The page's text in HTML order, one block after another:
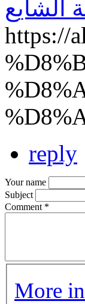
الشايع
https://
reply
Your name
Subject
Comment *
More